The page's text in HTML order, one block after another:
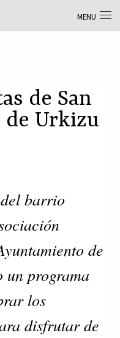
de San
de Urkizu
barrio
de
un programa
los
disfrutar de
MENU